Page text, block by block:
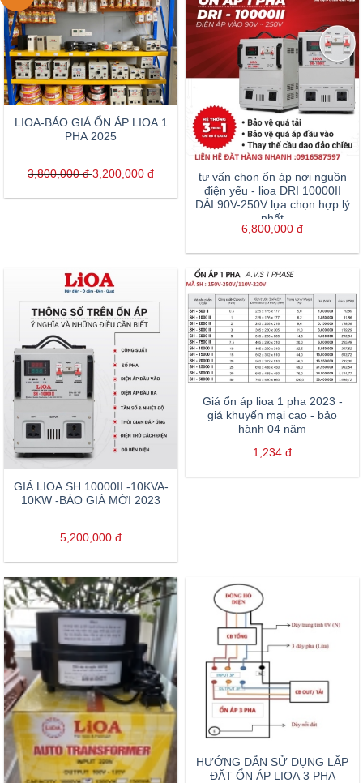
LIOA-BÁO GIÁ ỔN ÁP LIOA 1
PHA 2025
3,800,000đ 3,200,000 đ
tư vấn chọn ổn áp nơi nguồn
điện yếu - lioa DRI 10000II
DẢI 90V-250V lựa chọn hợp lý
nhất
6,800,000 đ
GIÁ LIOA SH 10000II -10KVA-
10KW -BÁO GIÁ MỚI 2023
5,200,000 đ
Giá ổn áp lioa 1 pha 2023 -
giá khuyến mại cao - bảo
hành 04 năm
1,234 đ
HƯỚNG DẪN SỬ DỤNG LẮP
ĐẶT ỔN ÁP LIOA 3 PHA